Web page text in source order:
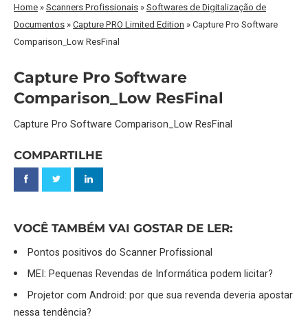
Home »Scanners Profissionais »Softwares de Digitalização de
Documentos »Capture PRO Limited Edition »Capture Pro Software
Comparison_Low ResFinal
Capture Pro Software
Comparison_Low ResFinal
Capture Pro Software Comparison_Low ResFinal
COMPARTILHE
VOCÊ TAMBÉM VAI GOSTAR DE LER:
Pontos positivos do Scanner Profissional
MEI: Pequenas Revendas de Informática podem licitar?
Projetor com Android: por que sua revenda deveria apostar
nessa tendência?